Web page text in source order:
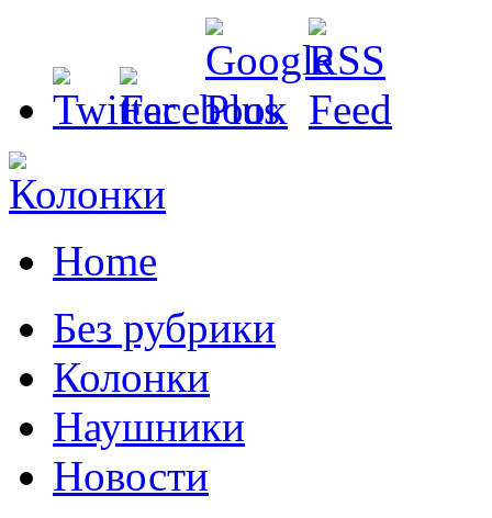
Home
Без рубрики
Колонки
Наушники
Новости